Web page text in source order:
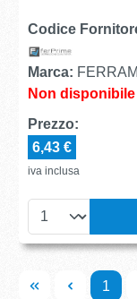
Codice
Marca:
Non disponibile
Prezzo:
6,43 €
iva inclusa
1